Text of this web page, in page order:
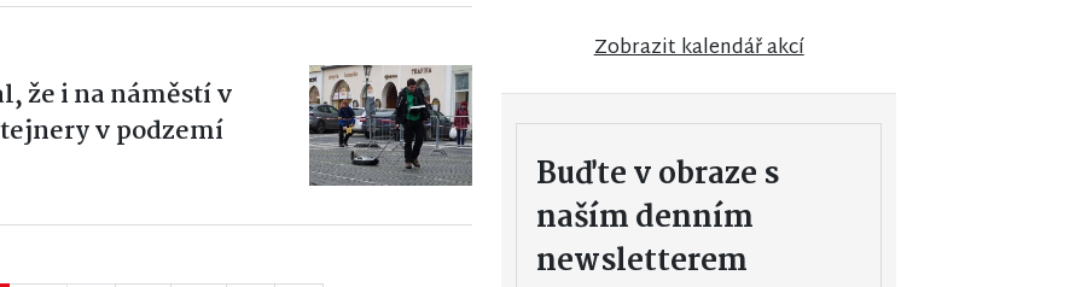
že i na náměstí v
v podzemí
Zobrazit kalendář akcí
Buďte v obraze s
naším denním
newsletterem